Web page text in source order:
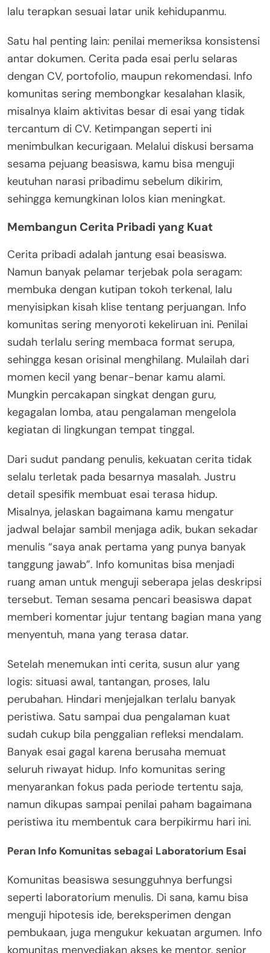
lalu terapkan sesuai latar unik kehidupanmu.
Satu hal penting lain: penilai memeriksa konsistensi
antar dokumen. Cerita pada esai perlu selaras
dengan CV, portofolio, maupun rekomendasi. Info
komunitas sering membongkar kesalahan klasik,
misalnya klaim aktivitas besar di esai yang tidak
tercantum di CV. Ketimpangan seperti ini
menimbulkan kecurigaan. Melalui diskusi bersama
sesama pejuang beasiswa, kamu bisa menguji
keutuhan narasi pribadimu sebelum dikirim,
sehingga kemungkinan lolos kian meningkat.
Membangun Cerita Pribadi yang Kuat
Cerita pribadi adalah jantung esai beasiswa.
Namun banyak pelamar terjebak pola seragam:
membuka dengan kutipan tokoh terkenal, lalu
menyisipkan kisah klise tentang perjuangan. Info
komunitas sering menyoroti kekeliruan ini. Penilai
sudah terlalu sering membaca format serupa,
sehingga kesan orisinal menghilang. Mulailah dari
momen kecil yang benar-benar kamu alami.
Mungkin percakapan singkat dengan guru,
kegagalan lomba, atau pengalaman mengelola
kegiatan di lingkungan tempat tinggal.
Dari sudut pandang penulis, kekuatan cerita tidak
selalu terletak pada besarnya masalah. Justru
detail spesifik membuat esai terasa hidup.
Misalnya, jelaskan bagaimana kamu mengatur
jadwal belajar sambil menjaga adik, bukan sekadar
menulis “saya anak pertama yang punya banyak
tanggung jawab”. Info komunitas bisa menjadi
ruang aman untuk menguji seberapa jelas deskripsi
tersebut. Teman sesama pencari beasiswa dapat
memberi komentar jujur tentang bagian mana yang
menyentuh, mana yang terasa datar.
Setelah menemukan inti cerita, susun alur yang
logis: situasi awal, tantangan, proses, lalu
perubahan. Hindari menjejalkan terlalu banyak
peristiwa. Satu sampai dua pengalaman kuat
sudah cukup bila penggalian refleksi mendalam.
Banyak esai gagal karena berusaha memuat
seluruh riwayat hidup. Info komunitas sering
menyarankan fokus pada periode tertentu saja,
namun dikupas sampai penilai paham bagaimana
peristiwa itu membentuk cara berpikirmu hari ini.
Peran Info Komunitas sebagai Laboratorium Esai
Komunitas beasiswa sesungguhnya berfungsi
seperti laboratorium menulis. Di sana, kamu bisa
menguji hipotesis ide, bereksperimen dengan
pembukaan, juga mengukur kekuatan argumen. Info
komunitas menyediakan akses ke mentor, senior